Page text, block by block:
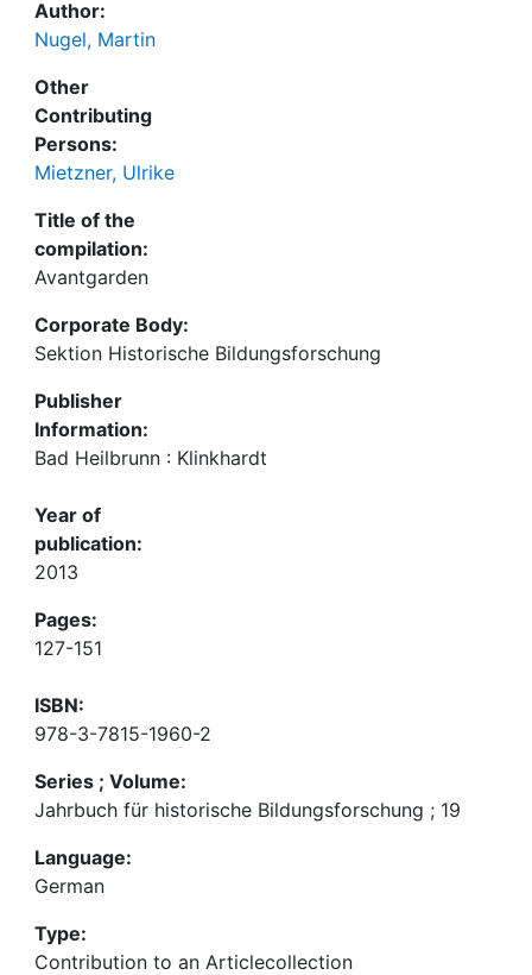
Author:
Nugel, Martin
Other
Contributing
Persons:
Mietzner, Ulrike
Title of the
compilation:
Avantgarden
Corporate Body:
Sektion Historische Bildungsforschung
Publisher
Information:
Bad Heilbrunn : Klinkhardt
Year of
publication:
2013
Pages:
127-151
ISBN:
978-3-7815-1960-2
Series ; Volume:
Jahrbuch für historische Bildungsforschung ; 19
Language:
German
Type:
Contribution to an Articlecollection